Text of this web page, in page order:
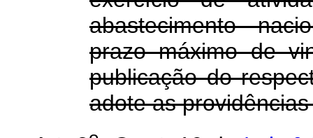
abastecimento
prazo máximo de
publicação do
adote as